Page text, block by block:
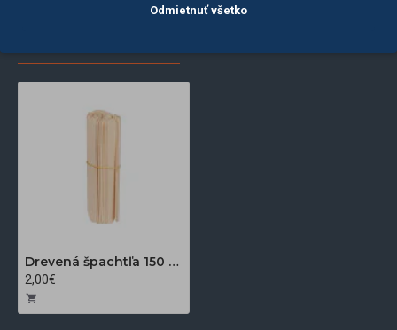
Drevená špachtľa 150 x 18 x 1,8 mm 50 ks
2,00€
Odmietnuť všetko